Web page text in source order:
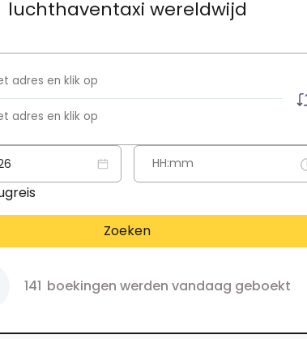
luchthaventaxi wereldwijd
Zoeken
141 boekingen werden vandaag geboekt